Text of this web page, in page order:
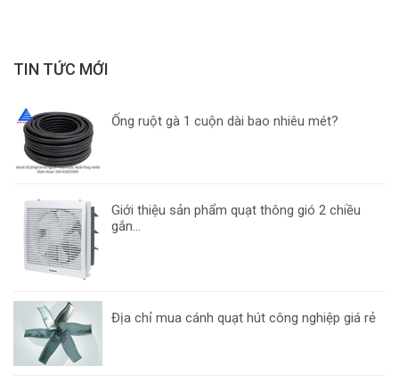
TIN TỨC MỚI
Ống ruột gà 1 cuộn dài bao nhiêu mét?
Giới thiệu sản phẩm quạt thông gió 2 chiều
gắn...
Địa chỉ mua cánh quạt hút công nghiệp giá rẻ